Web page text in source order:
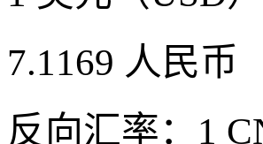
7.1169 人民币
反向汇率：1